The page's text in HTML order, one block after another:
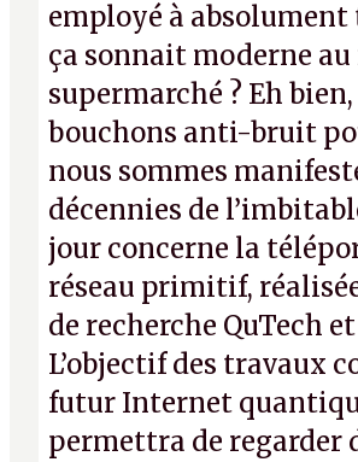
employé à
ça sonnait moderne
supermarché ? Eh
bouchons anti-bruit
nous sommes
décennies de
jour concerne la
réseau primitif,
de recherche QuTech
L’objectif des travaux
futur Internet
permettra de regarder